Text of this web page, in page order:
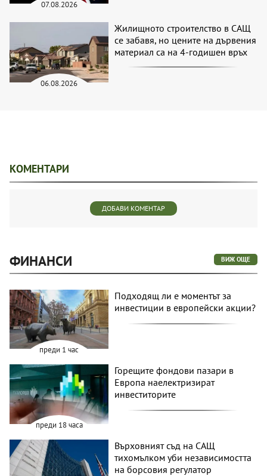
07.08.2026
06.08.2026
Жилищното строителство в САЩ
се забавя, но цените на дървения
материал са на 4-годишен връх
КОМЕНТАРИ
ДОБАВИ КОМЕНТАР
ФИНАНСИ ВИЖ ОЩЕ
преди 1 час
Подходящ ли е моментът за
инвестиции в европейски акции?
преди 18 часа
Горещите фондови пазари в
Европа наелектризират
инвеститорите
Върховният съд на САЩ
тихомълком уби независимостта
на борсовия регулатор